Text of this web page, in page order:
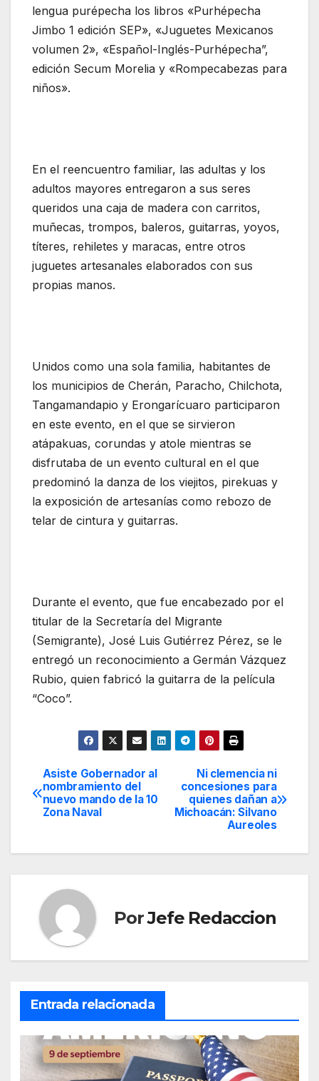
lengua purépecha los libros «Purhépecha
Jimbo 1 edición SEP», «Juguetes Mexicanos
volumen 2», «Español-Inglés-Purhépecha”,
edición Secum Morelia y «Rompecabezas para
niños».
En el reencuentro familiar, las adultas y los
adultos mayores entregaron a sus seres
queridos una caja de madera con carritos,
muñecas, trompos, baleros, guitarras, yoyos,
títeres, rehiletes y maracas, entre otros
juguetes artesanales elaborados con sus
propias manos.
Unidos como una sola familia, habitantes de
los municipios de Cherán, Paracho, Chilchota,
Tangamandapio y Erongarícuaro participaron
en este evento, en el que se sirvieron
atápakuas, corundas y atole mientras se
disfrutaba de un evento cultural en el que
predominó la danza de los viejitos, pirekuas y
la exposición de artesanías como rebozo de
telar de cintura y guitarras.
Durante el evento, que fue encabezado por el
titular de la Secretaría del Migrante
(Semigrante), José Luis Gutiérrez Pérez, se le
entregó un reconocimiento a Germán Vázquez
Rubio, quien fabricó la guitarra de la película
“Coco”.
Navegación
de
Ni clemencia ni
concesiones para
quienes dañan a
Michoacán: Silvano
Aureoles
Asiste Gobernador al
nombramiento del
nuevo mando de la 10
Zona Naval
PorJefe Redaccion
Entrada relacionada